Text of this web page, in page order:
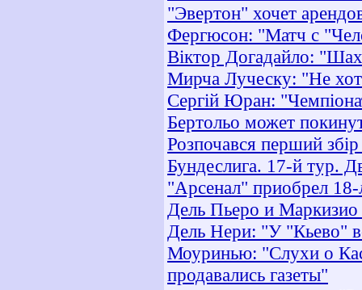
"Эвертон" хочет
Фергюсон: "Матч с
Віктор Догадайло:
Мирча Луческу: "Не
Сергій Юран:
Бертольо может
Розпочався перший
Бундеслига. 17-й тур.
"Арсенал" приобрел 18-
Дель Пьеро и
Дель Нери: "У "Кьево"
Моуринью: "Слухи о
продавались газеты"